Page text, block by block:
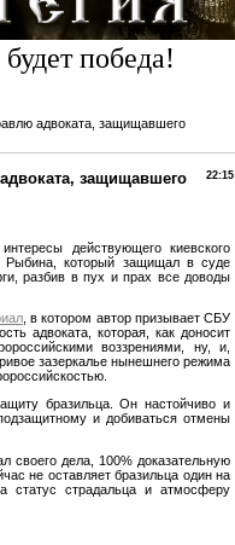
победа!
адвоката, защищавшего
22:15
защищавшего
действующего киевского
Рыбина, который защищал в суде
разбив в пух и прах все доводы
, в котором автор призывает СБУ
адвоката, которая, как доносит
воззрениями, ну, и,
зазеркалье нынешнего режима
бразильца. Он настойчиво и
и добиваться отмены
своего дела, 100% доказательную
не оставляет бразильца один на
статус страдальца и атмосферу